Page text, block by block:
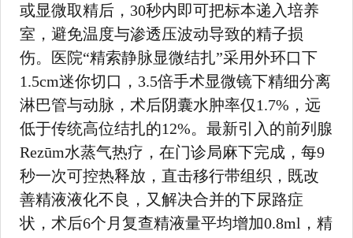
或显微取精后，30秒内即可把标本递入培养
室，避免温度与渗透压波动导致的精子损
伤。医院“精索静脉显微结扎”采用外环口下
1.5cm迷你切口，3.5倍手术显微镜下精细分离
淋巴管与动脉，术后阴囊水肿率仅1.7%，远
低于传统高位结扎的12%。最新引入的前列腺
Rezūm水蒸气热疗，在门诊局麻下完成，每9
秒一次可控热释放，直击移行带组织，既改
善精液液化不良，又解决合并的下尿路症
状，术后6个月复查精液量平均增加0.8ml，精